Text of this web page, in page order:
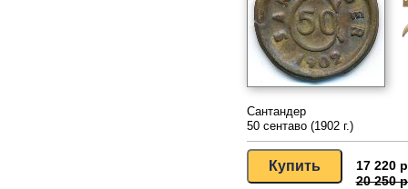
Сантандер
50 сентаво (1902 г.)
17 220
20 250